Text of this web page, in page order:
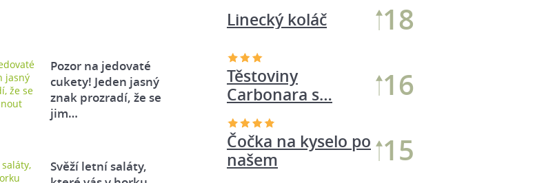
Pozor na jedovaté
cukety! Jeden jasný
znak prozradí, že se
jim…
Svěží letní saláty,
Linecký koláč 18
Čočka na kyselo po
našem
15
Těstoviny
Carbonara s…
16